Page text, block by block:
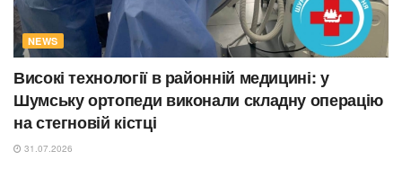
NEWS
Високі технології в районній медицині: у
Шумську ортопеди виконали складну операцію
на стегновій кістці
31.07.2026